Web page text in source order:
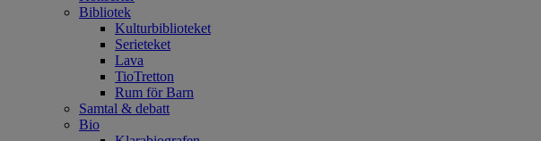
Bibliotek
Kulturbiblioteket
Serieteket
Lava
TioTretton
Rum för Barn
Samtal & debatt
Bio